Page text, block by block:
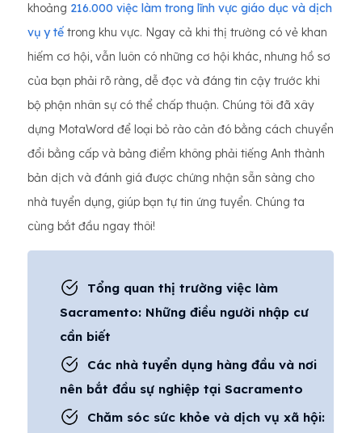
khoảng 216.000 việc làm trong lĩnh vực giáo dục và dịch
vụ y tế trong khu vực. Ngay cả khi thị trường có vẻ khan
hiếm cơ hội, vẫn luôn có những cơ hội khác, nhưng hồ sơ
của bạn phải rõ ràng, dễ đọc và đáng tin cậy trước khi
bộ phận nhân sự có thể chấp thuận. Chúng tôi đã xây
dựng MotaWord để loại bỏ rào cản đó bằng cách chuyển
đổi bằng cấp và bảng điểm không phải tiếng Anh thành
bản dịch và đánh giá được chứng nhận sẵn sàng cho
nhà tuyển dụng, giúp bạn tự tin ứng tuyển. Chúng ta
cùng bắt đầu ngay thôi!
Tổng quan thị trường việc làm
Sacramento: Những điều người nhập cư
cần biết
Các nhà tuyển dụng hàng đầu và nơi
nên bắt đầu sự nghiệp tại Sacramento
Chăm sóc sức khỏe và dịch vụ xã hội: